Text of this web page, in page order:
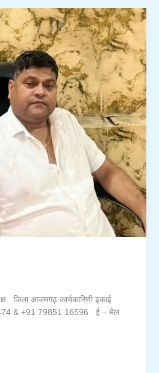
जिला आजमगढ़ कार्यकारिणी इकाई
& +91 79851 16596 ई – मेल